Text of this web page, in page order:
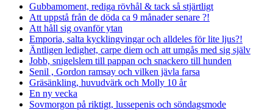
Gubbamoment, rediga rövhål & tack så stjärtligt
Att uppstå från de döda ca 9 månader senare ?!
Att håll sig ovanför ytan
Emporia, salta kycklingvingar och alldeles för lite ljus?!
Äntligen ledighet, carpe diem och att umgås med sig själv
Jobb, snigelslem till pappan och snackero till hunden
Senil , Gordon ramsay och vilken jävla farsa
Gräsänkling, huvudvärk och Molly 10 år
En ny vecka
Sovmorgon på riktigt, lussepenis och söndagsmode